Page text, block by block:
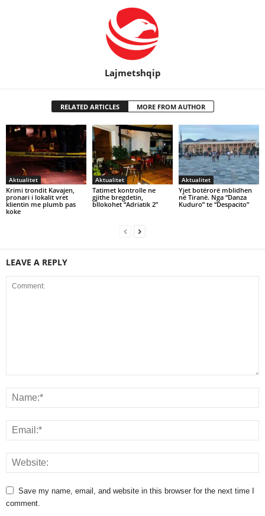
Lajmetshqip
RELATED ARTICLES MORE FROM AUTHOR
Aktualitet
Krimi trondit Kavajen,
pronari i lokalit vret
klientin me plumb pas
koke
Aktualitet
Tatimet kontrolle ne
gjithe bregdetin,
bllokohet “Adriatik 2”
Aktualitet
Yjet botërorë mblidhen
në Tiranë. Nga “Danza
Kuduro” te “Despacito”
LEAVE A REPLY
Save my name, email, and website in this browser for the next time I
comment.